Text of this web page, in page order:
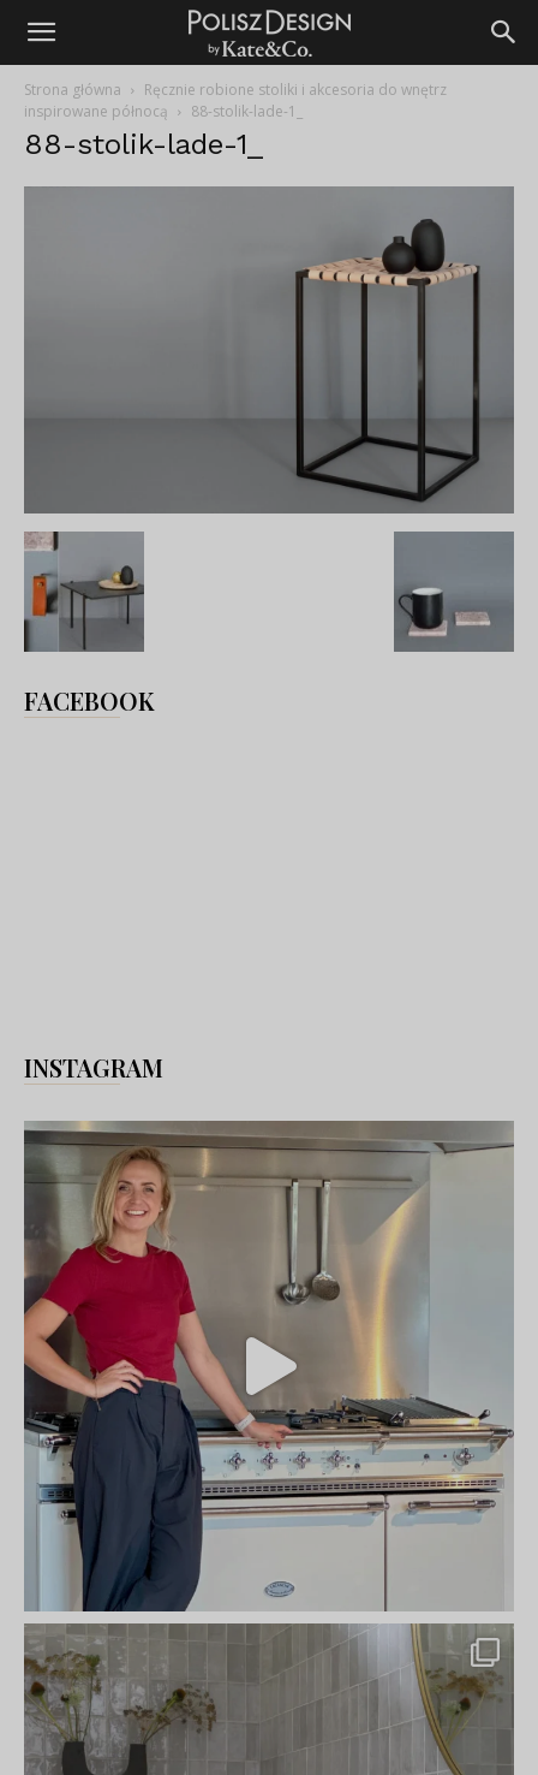
Strona główna
Ręcznie robione stoliki i akcesoria do wnętrz
inspirowane północą
88-stolik-lade-1_
88-stolik-lade-1_
FACEBOOK
INSTAGRAM